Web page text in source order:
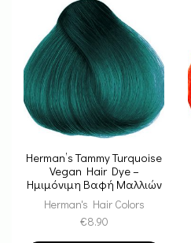
Herman’s Tammy Turquoise
Vegan Hair Dye –
Ημιμόνιμη Βαφή Μαλλιών
Herman's Hair Colors
€8.90